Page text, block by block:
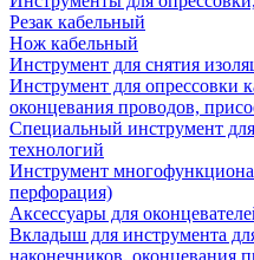
Резак кабельный
Нож кабельный
Инструмент для снятия
Инструмент для опрессовки
оконцевания проводов,
Специальный инструмент
технологий
Инструмент
перфорация)
Аксессуары для
Вкладыш для инструмента
наконечников, оконцевания